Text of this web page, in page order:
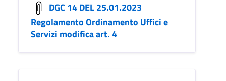
DGC 14 DEL 25.01.2023
Regolamento Ordinamento Uffici e
Servizi modifica art. 4